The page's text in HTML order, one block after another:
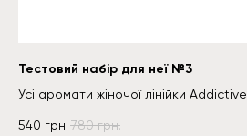
Тестовий набір для неї №3
Усі аромати жіночої лінійки Addictive
540 грн. 780 грн.